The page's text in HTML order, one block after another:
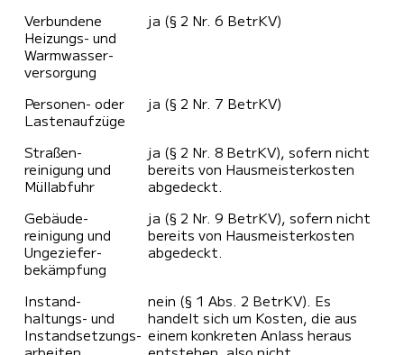
Verbundene
Heizungs- und
Warmwasser­
versorgung
ja (§ 2 Nr. 6 BetrKV)
Personen- oder
Lasten­aufzüge
ja (§ 2 Nr. 7 BetrKV)
Straßen­
reinigung und
Müll­abfuhr
ja (§ 2 Nr. 8 BetrKV), sofern nicht
bereits von Hausmeister­kosten
abgedeckt.
Gebäude­
reinigung und
Ungeziefer­
bekämpfung
ja (§ 2 Nr. 9 BetrKV), sofern nicht
bereits von Hausmeister­kosten
abgedeckt.
Instand­
haltungs- und
Instandsetzungs­
nein (§ 1 Abs. 2 BetrKV). Es
handelt sich um Kosten, die aus
einem konkreten Anlass heraus